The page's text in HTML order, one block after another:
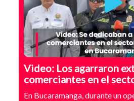
Video: Los agarraron
comerciantes en el
Bucaramanga
En Bucaramanga, durante un